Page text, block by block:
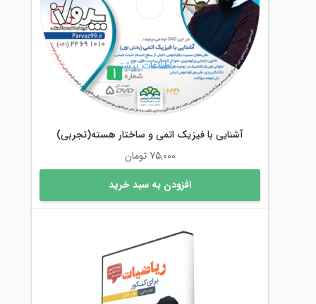
اطلاعات بیشتر
آشنایی با فیزیک اتمی و ساختار هسته(تجربی)
75,000 تومان
افزودن به سبد خرید